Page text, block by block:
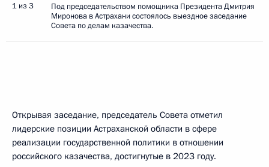
1 из 3
Под председательством помощника Президента Дмитрия
Миронова в Астрахани состоялось выездное заседание
Совета по делам казачества.
Открывая заседание, председатель Совета отметил
лидерские позиции Астраханской области в сфере
реализации государственной политики в отношении
российского казачества, достигнутые в 2023 году.